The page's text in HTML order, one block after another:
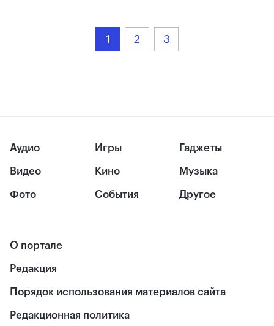
1 2 3
Аудио
Видео
Фото
Игры
Кино
События
Гаджеты
Музыка
Другое
О портале
Редакция
Порядок использования материалов сайта
Редакционная политика